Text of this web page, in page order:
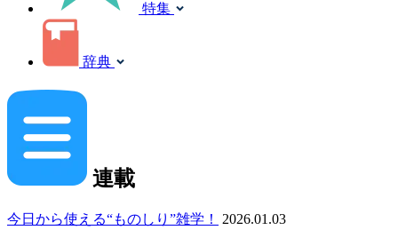
特集
辞典
連載
今日から使える“ものしり”雑学！ 2026.01.03